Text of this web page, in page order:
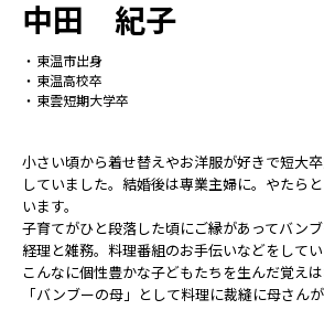
中田 紀子
東温市出身
東温高校卒
東雲短期大学卒
小さい頃から着せ替えやお洋服が好きで短大
していました。結婚後は専業主婦に。やたら
います。
子育てがひと段落した頃にご縁があってバンブ
経理と雑務。料理番組のお手伝いなどをしてい
こんなに個性豊かな子どもたちを生んだ覚えは
「バンブーの母」として料理に裁縫に母さんが